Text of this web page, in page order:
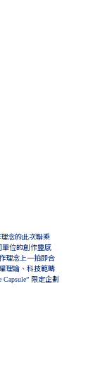
念的此次聯乘
位的創作靈感
理念上一拍即合
理論、科技範疇
Capsule” 限定企劃